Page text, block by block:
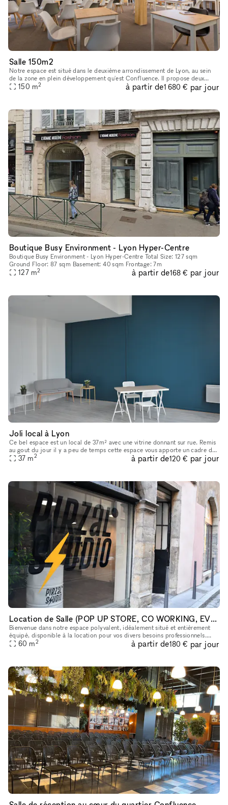
Salle 150m2
Notre espace est situé dans le deuxième arrondissement de Lyon, au sein
de la zone en plein développement qu'est Confluence. Il propose deux
services différents installés au coeur d'un bâtiment éco-
150 m2 à partir de1 680 € par jour
Boutique Busy Environment - Lyon Hyper-Centre
Boutique Busy Environment - Lyon Hyper-Centre Total Size: 127 sqm
Ground Floor: 87 sqm Basement: 40 sqm Frontage: 7m
127 m2 à partir de168 € par jour
Joli local à Lyon
Ce bel espace est un local de 37m² avec une vitrine donnant sur rue. Remis
au gout du jour il y a peu de temps cette espace vous apporte un cadre de
travail lumineux.
37 m2 à partir de120 € par jour
Location de Salle (POP UP STORE, CO WORKING, EVENTS...)
Bienvenue dans notre espace polyvalent, idéalement situé et entièrement
équipé, disponible à la location pour vos divers besoins professionnels.
Que vous souhaitiez organiser un événement, ouvrir un
60 m2 à partir de180 € par jour